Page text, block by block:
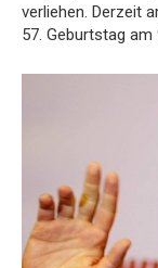
verliehen. Derzeit
57. Geburtstag